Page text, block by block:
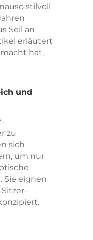
stilvoll
Seil an
erläutert
hat,
und
zu
sich
um nur
Sie eignen